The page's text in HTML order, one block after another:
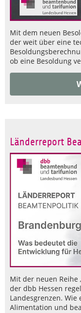
Mit dem neuen
der weit über eine
ob eine Besoldung
Länderreport
Mit der neuen
der dbb Hessen
Landesgrenzen.
Alimentation und